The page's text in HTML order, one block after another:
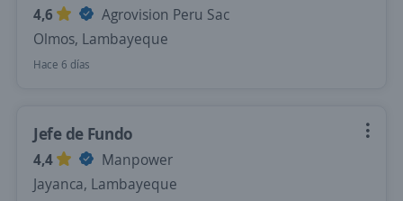
4,6
Agrovision Peru Sac
Olmos, Lambayeque
Hace 6 días
Jefe de Fundo
4,4
Manpower
Jayanca, Lambayeque